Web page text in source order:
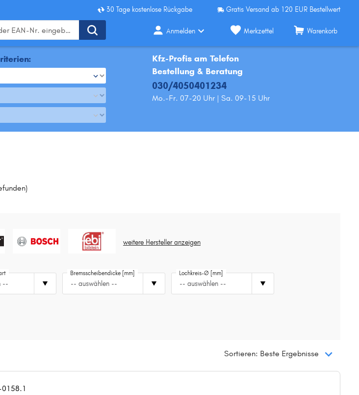
30 Tage kostenlose Rückgabe Gratis Versand ab 120 EUR Bestellwert
Anmelden Merkzettel Warenkorb
Kfz-Profis am Telefon
Bestellung & Beratung
030/4050401234
Mo.-Fr. 07-20 Uhr | Sa. 09-15 Uhr
)
weitere Hersteller anzeigen
--
Bremsscheibendicke [mm]
-- auswählen --
Lochkreis-Ø [mm]
-- auswählen --
Sortieren: Beste Ergebnisse